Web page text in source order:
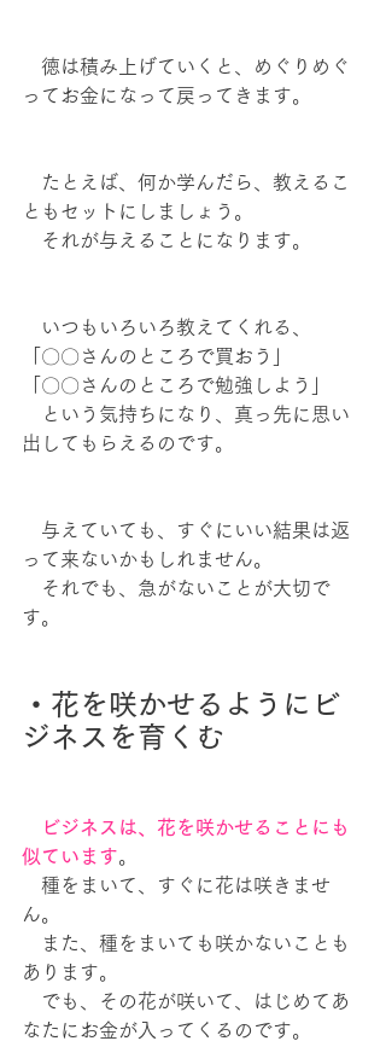
徳は積み上げていくと、めぐりめぐ
ってお金になって戻ってきます。
たとえば、何か学んだら、教えるこ
ともセットにしましょう。
それが与えることになります。
いつもいろいろ教えてくれる、
「〇〇さんのところで買おう」
「〇〇さんのところで勉強しよう」
という気持ちになり、真っ先に思い
出してもらえるのです。
与えていても、すぐにいい結果は返
って来ないかもしれません。
それでも、急がないことが大切で
す。
・花を咲かせるようにビ
ジネスを育くむ
ビジネスは、花を咲かせることにも
似ています。
種をまいて、すぐに花は咲きませ
ん。
また、種をまいても咲かないことも
あります。
でも、その花が咲いて、はじめてあ
なたにお金が入ってくるのです。